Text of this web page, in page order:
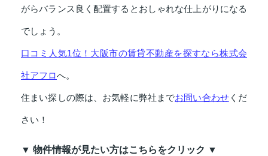
がらバランス良く配置するとおしゃれな仕上がりになる
でしょう。
口コミ人気1位！大阪市の賃貸不動産を探すなら株式会
社アフロへ。
住まい探しの際は、お気軽に弊社までお問い合わせくだ
さい！
▼ 物件情報が見たい方はこちらをクリック ▼